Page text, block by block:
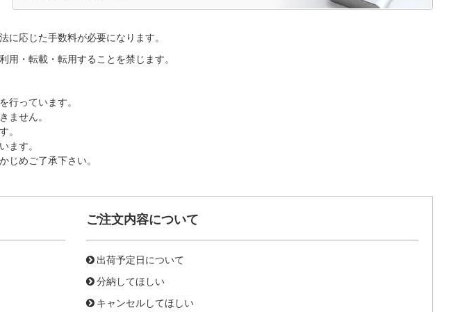
応じた手数料が必要になります。
・転載・転用することを禁じます。
行っています。
ません。
。
ます。
じめご了承下さい。
ご注文内容について
出荷予定日について
分納してほしい
キャンセルしてほしい